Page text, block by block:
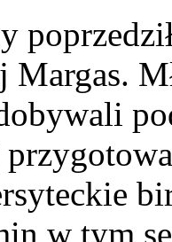
Margas.
w tym